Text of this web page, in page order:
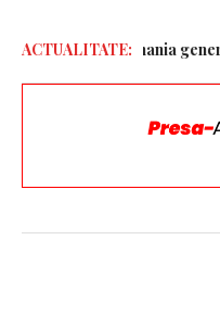
ACTUALITATE:
Gruia! Germania